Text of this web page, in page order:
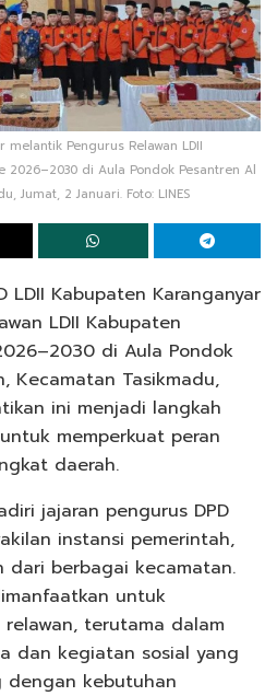
melantik Pengurus Relawan LDII
2026–2030 di Aula Pondok Pesantren Al
Jumat, 2 Januari. Foto: LINES
LDII Kabupaten Karanganyar
LDII Kabupaten
di Aula Pondok
Kecamatan Tasikmadu,
ini menjadi langkah
memperkuat peran
daerah.
jajaran pengurus DPD
instansi pemerintah,
dari berbagai kecamatan.
untuk
relawan, terutama dalam
dan kegiatan sosial yang
dengan kebutuhan